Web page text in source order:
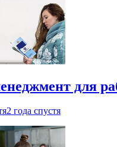
для
2 года спустя